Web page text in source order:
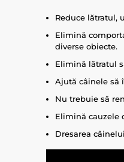
Reduce lătratul,
Elimină
diverse obiecte.
Elimină lătratul
Ajută câinele să
Nu trebuie să
Elimină cauzele
Dresarea